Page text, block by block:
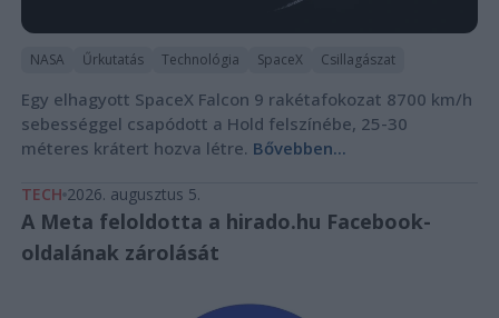
NASA Űrkutatás Technológia SpaceX Csillagászat
Egy elhagyott SpaceX Falcon 9 rakétafokozat 8700 km/h
sebességgel csapódott a Hold felszínébe, 25-30
méteres krátert hozva létre. Bővebben...
TECH 2026. augusztus 5.
A Meta feloldotta a hirado.hu Facebook-
oldalának zárolását